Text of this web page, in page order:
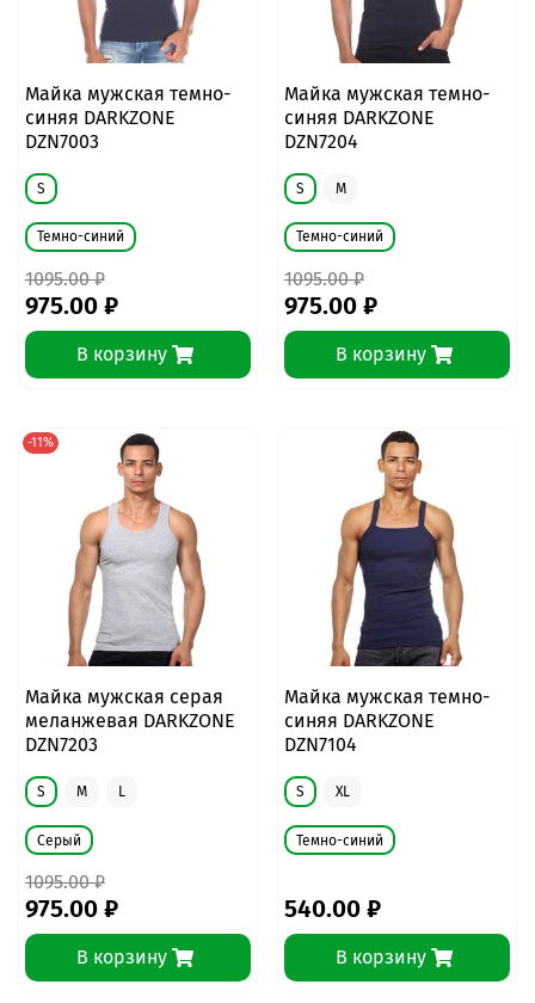
Майка мужская темно-
синяя DARKZONE
DZN7003
S
Темно-синий
1095.00 ₽
975.00 ₽
В корзину
Майка мужская темно-
синяя DARKZONE
DZN7204
S M
Темно-синий
1095.00 ₽
975.00 ₽
В корзину
-11%
Майка мужская серая
меланжевая DARKZONE
DZN7203
S M L
Серый
1095.00 ₽
975.00 ₽
В корзину
Майка мужская темно-
синяя DARKZONE
DZN7104
S XL
Темно-синий
540.00 ₽
В корзину